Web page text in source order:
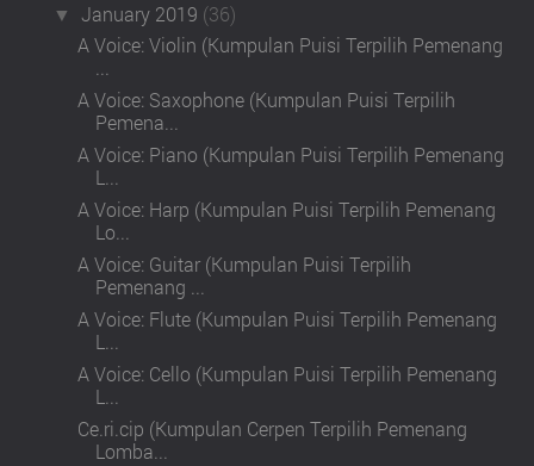
▼January 2019 (36)
A Voice: Violin (Kumpulan Puisi Terpilih Pemenang
...
A Voice: Saxophone (Kumpulan Puisi Terpilih
Pemena...
A Voice: Piano (Kumpulan Puisi Terpilih Pemenang
L...
A Voice: Harp (Kumpulan Puisi Terpilih Pemenang
Lo...
A Voice: Guitar (Kumpulan Puisi Terpilih
Pemenang ...
A Voice: Flute (Kumpulan Puisi Terpilih Pemenang
L...
A Voice: Cello (Kumpulan Puisi Terpilih Pemenang
L...
Ce.ri.cip (Kumpulan Cerpen Terpilih Pemenang
Lomba...